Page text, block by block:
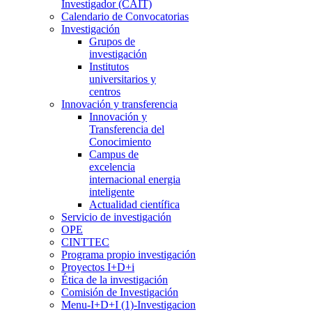
Investigador (CAIT)
Calendario de Convocatorias
Investigación
Grupos de
investigación
Institutos
universitarios y
centros
Innovación y transferencia
Innovación y
Transferencia del
Conocimiento
Campus de
excelencia
internacional energia
inteligente
Actualidad científica
Servicio de investigación
OPE
CINTTEC
Programa propio investigación
Proyectos I+D+i
Ética de la investigación
Comisión de Investigación
Menu-I+D+I (1)-Investigacion